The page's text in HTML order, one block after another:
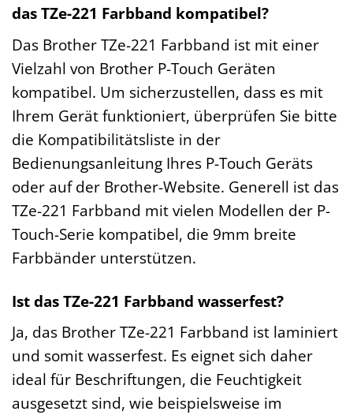
das TZe-221 Farbband kompatibel?
Das Brother TZe-221 Farbband ist mit einer
Vielzahl von Brother P-Touch Geräten
kompatibel. Um sicherzustellen, dass es mit
Ihrem Gerät funktioniert, überprüfen Sie bitte
die Kompatibilitätsliste in der
Bedienungsanleitung Ihres P-Touch Geräts
oder auf der Brother-Website. Generell ist das
TZe-221 Farbband mit vielen Modellen der P-
Touch-Serie kompatibel, die 9mm breite
Farbbänder unterstützen.
Ist das TZe-221 Farbband wasserfest?
Ja, das Brother TZe-221 Farbband ist laminiert
und somit wasserfest. Es eignet sich daher
ideal für Beschriftungen, die Feuchtigkeit
ausgesetzt sind, wie beispielsweise im